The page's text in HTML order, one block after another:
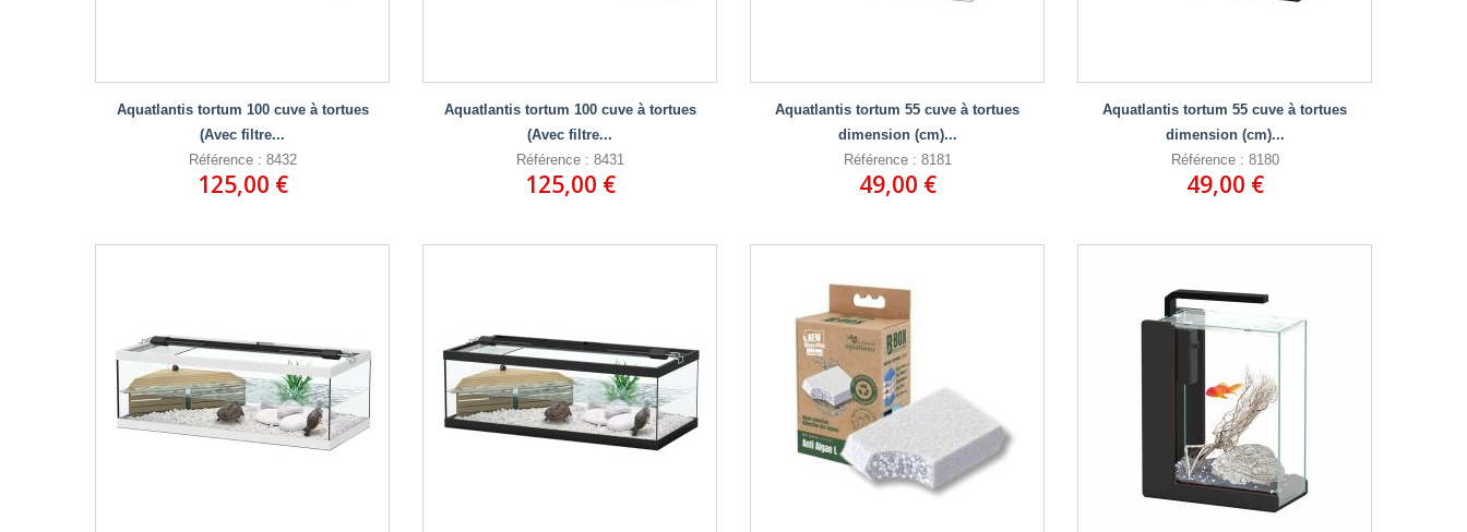
Aquatlantis tortum 100 cuve à tortues
(Avec filtre...
Référence : 8432
125,00 €
Aquatlantis tortum 100 cuve à tortues
(Avec filtre...
Référence : 8431
125,00 €
Aquatlantis tortum 55 cuve à tortues
dimension (cm)...
Référence : 8181
49,00 €
Aquatlantis tortum 55 cuve à tortues
dimension (cm)...
Référence : 8180
49,00 €